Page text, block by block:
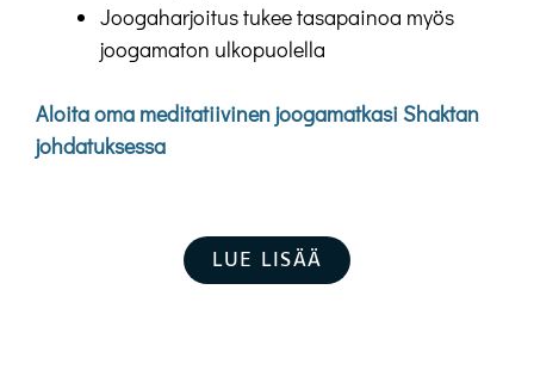
Joogaharjoitus tukee tasapainoa myös
joogamaton ulkopuolella
Aloita oma meditatiivinen joogamatkasi Shaktan
johdatuksessa
LUE LISÄÄ